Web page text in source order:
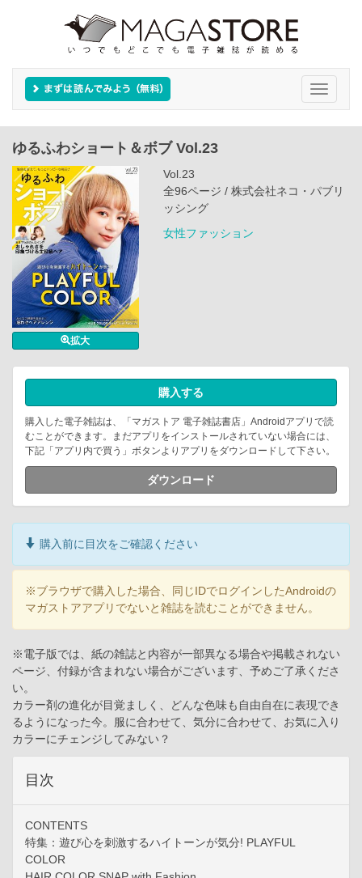
Toggle
ゆるふわショート＆ボブ Vol.23
拡大
Vol.23
全96ページ / 株式会社ネコ・パブリ
ッシング
女性ファッション
購入する
購入した電子雑誌は、「マガストア 電子雑誌書店」Androidアプリで読
むことができます。まだアプリをインストールされていない場合には、
下記「アプリ内で買う」ボタンよりアプリをダウンロードして下さい。
ダウンロード
購入前に目次をご確認ください
※ブラウザで購入した場合、同じIDでログインしたAndroidの
マガストアアプリでないと雑誌を読むことができません。
※電子版では、紙の雑誌と内容が一部異なる場合や掲載されない
ページ、付録が含まれない場合がございます、予めご了承くださ
い。
カラー剤の進化が目覚ましく、どんな色味も自由自在に表現でき
るようになった今。服に合わせて、気分に合わせて、お気に入り
カラーにチェンジしてみない？
目次
CONTENTS
特集：遊び心を刺激するハイトーンが気分! PLAYFUL
COLOR